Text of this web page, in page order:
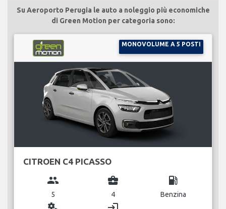
Su Aeroporto Perugia le auto a noleggio più economiche
di Green Motion per categoria sono:
MONOVOLUME A 5 POSTI
CITROEN C4 PICASSO
group
5
business_center
4
local_gas_station
Benzina